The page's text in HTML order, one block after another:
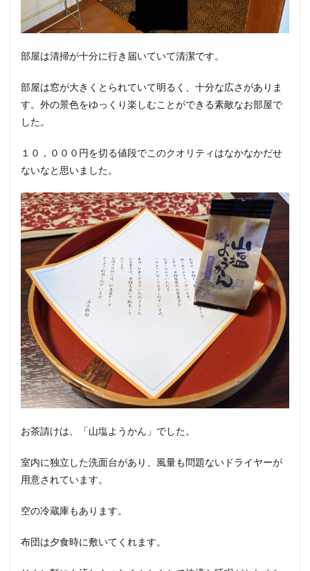
部屋は清掃が十分に行き届いていて清潔です。
部屋は窓が大きくとられていて明るく、十分な広さがありま
す。外の景色をゆっくり楽しむことができる素敵なお部屋で
した。
１０，０００円を切る値段でこのクオリティはなかなかだせ
ないなと思いました。
お茶請けは、「山塩ようかん」でした。
室内に独立した洗面台があり、風量も問題ないドライヤーが
用意されています。
空の冷蔵庫もあります。
布団は夕食時に敷いてくれます。